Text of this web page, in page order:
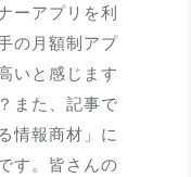
ーアプリを利
の月額制アプ
いと感じます
また、記事で
情報商材」に
す。皆さんの